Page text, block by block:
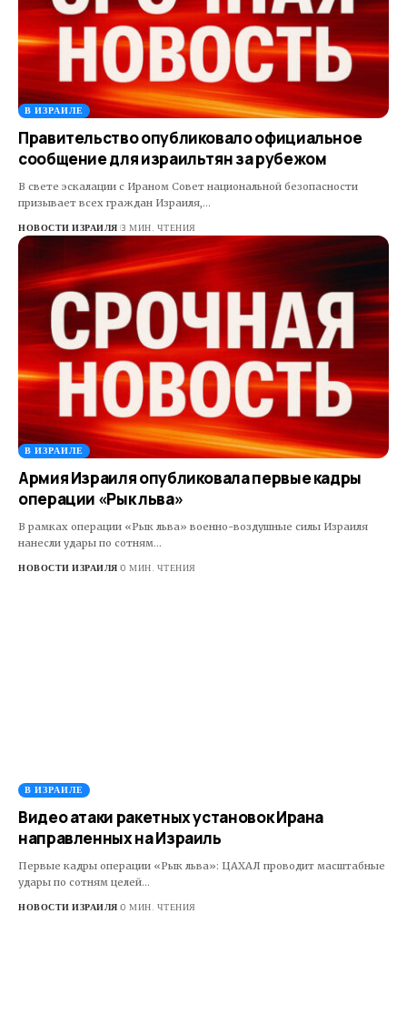
В ИЗРАИЛЕ
Правительство опубликовало официальное
сообщение для израильтян за рубежом
В свете эскалации с Ираном Совет национальной безопасности
призывает всех граждан Израиля,…
НОВОСТИ ИЗРАИЛЯ 3 МИН. ЧТЕНИЯ
В ИЗРАИЛЕ
Армия Израиля опубликовала первые кадры
операции «Рык льва»
В рамках операции «Рык льва» военно-воздушные силы Израиля
нанесли удары по сотням…
НОВОСТИ ИЗРАИЛЯ 0 МИН. ЧТЕНИЯ
В ИЗРАИЛЕ
Видео атаки ракетных установок Ирана
направленных на Израиль
Первые кадры операции «Рык льва»: ЦАХАЛ проводит масштабные
удары по сотням целей…
НОВОСТИ ИЗРАИЛЯ 0 МИН. ЧТЕНИЯ